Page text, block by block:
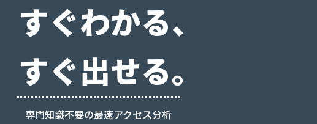
すぐわかる、
すぐ出せる。
専門知識不要の最速アクセス分析